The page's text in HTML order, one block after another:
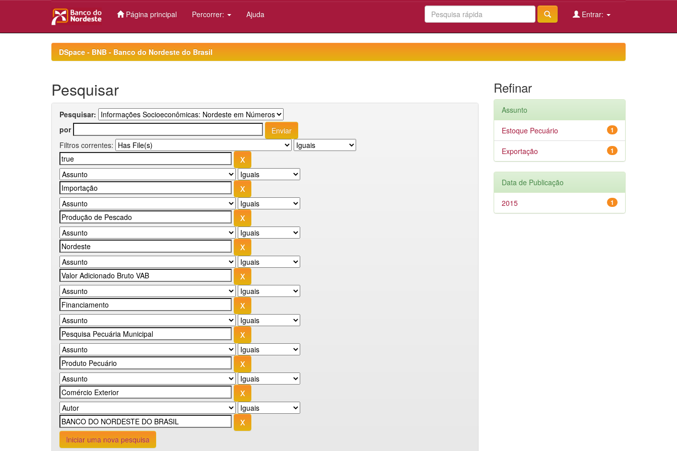
Página principal Percorrer: Ajuda Entrar:
DSpace - BNB - Banco do Nordeste do Brasil
Pesquisar
Pesquisar:
por
Filtros correntes:
Iniciar uma nova pesquisa
Refinar
Assunto
1
Estoque Pecuário
1
Exportação
Data de Publicação
1
2015